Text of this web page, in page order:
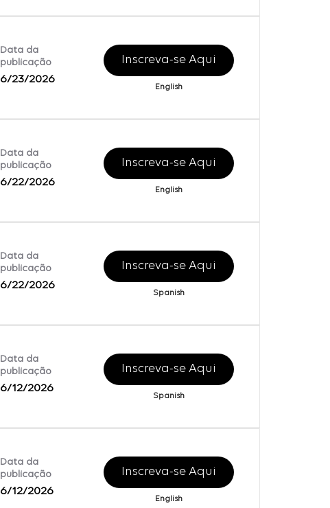
Data da
publicação
6/23/2026
Inscreva-se Aqui
English
Data da
publicação
6/22/2026
Inscreva-se Aqui
English
Data da
publicação
6/22/2026
Inscreva-se Aqui
Spanish
Data da
publicação
6/12/2026
Inscreva-se Aqui
Spanish
Data da
publicação
6/12/2026
Inscreva-se Aqui
English